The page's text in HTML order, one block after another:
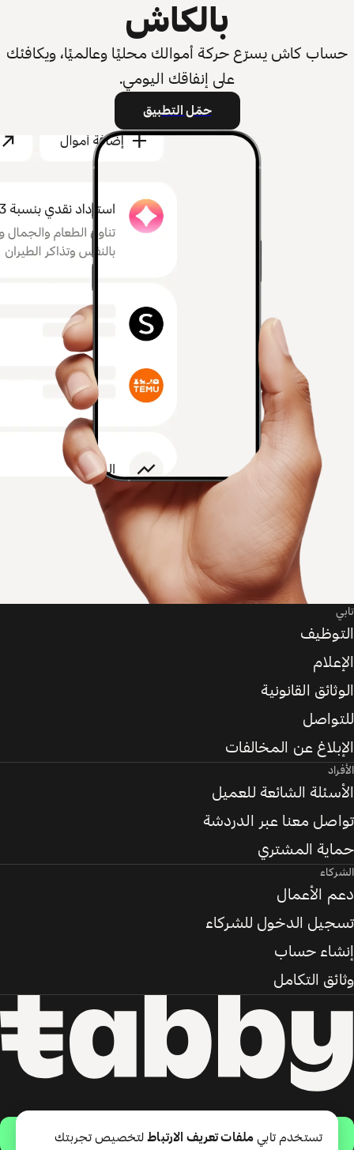
بالكاش
حساب كاش يسرّع حركة أموالك محليًا وعالميًا، ويكافئك
على إنفاقك اليومي.
حمّل التطبيق
حمّل التطبيق
تابي
التوظيف
الإعلام
الوثائق القانونية
للتواصل
الإبلاغ عن المخالفات
الأفراد
الأسئلة الشائعة للعميل
تواصل معنا عبر الدردشة
حماية المشتري
الشركاء
دعم الأعمال
تسجيل الدخول للشركاء
إنشاء حساب
وثائق التكامل
تستخدم تابي ملفات تعريف الارتباطلتخصيص تجربتك